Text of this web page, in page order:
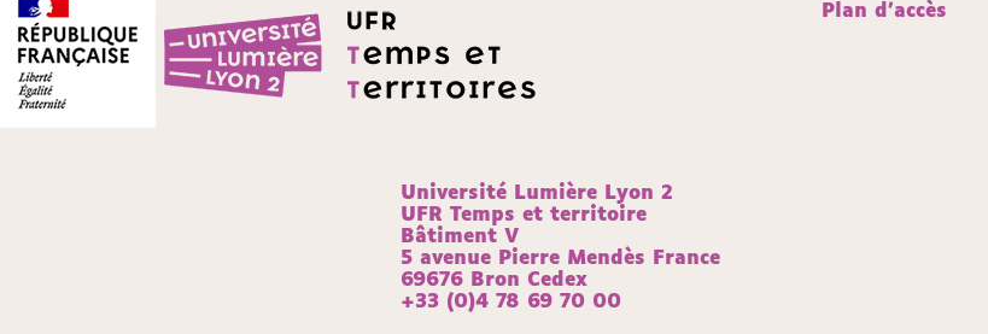
Plan d'accès
Université Lumière Lyon 2
UFR Temps et territoire
Bâtiment V
5 avenue Pierre Mendès France
69676 Bron Cedex
+33 (0)4 78 69 70 00